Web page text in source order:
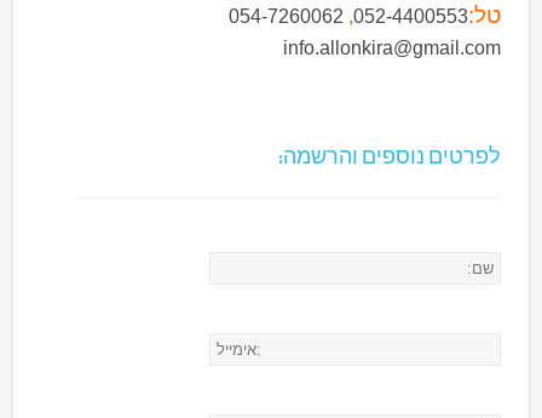
טל:052-4400553
,
054-7260062
info.allonkira@gmail.com
לפרטים נוספים והרשמה: